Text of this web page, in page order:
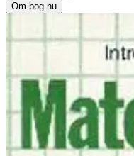
Om bog.nu